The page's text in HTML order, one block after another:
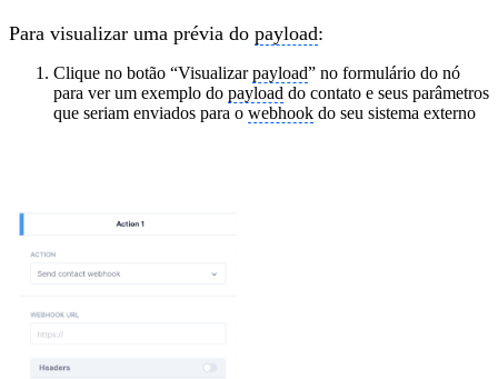
Para visualizar uma prévia do payload:
Clique no botão “Visualizarpayload” no formulário do nó
para ver um exemplo do payload do contato e seus parâmetros
que seriam enviados para o webhook do seu sistema externo